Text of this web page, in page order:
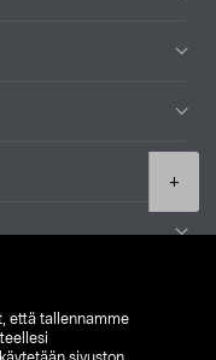
että tallennamme
+